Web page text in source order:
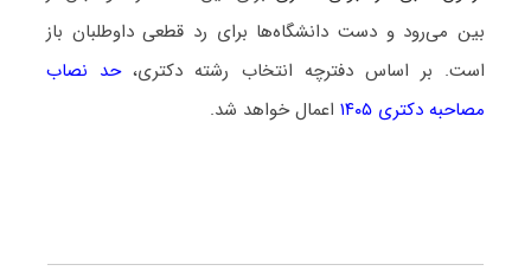
بین می‌رود و دست دانشگاه‌ها برای رد قطعی داوطلبان باز
است. بر اساس دفترچه انتخاب رشته دکتری،حد نصاب
مصاحبه دکتری ۱۴۰۵
اعمال خواهد شد.